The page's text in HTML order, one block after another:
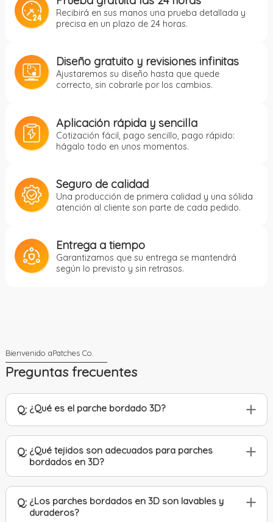
Recibirá en sus manos una prueba detallada y
precisa en un plazo de 24 horas.
Diseño gratuito y revisiones infinitas
Ajustaremos su diseño hasta que quede
correcto, sin cobrarle por los cambios.
Aplicación rápida y sencilla
Cotización fácil, pago sencillo, pago rápido:
hágalo todo en unos momentos.
Seguro de calidad
Una producción de primera calidad y una sólida
atención al cliente son parte de cada pedido.
Entrega a tiempo
Garantizamos que su entrega se mantendrá
según lo previsto y sin retrasos.
Preguntas frecuentes
Q: ¿Qué es el parche bordado 3D?
Q: ¿Qué tejidos son adecuados para parches
bordados en 3D?
Q: ¿Los parches bordados en 3D son lavables y
duraderos?